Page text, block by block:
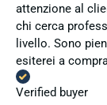
attenzione al
chi cerca
livello. Sono
esiterei a
Verified buyer